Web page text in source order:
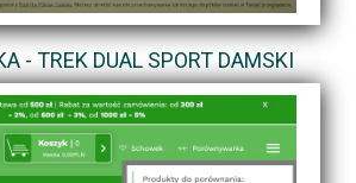
- TREK DUAL SPORT DAMSKI